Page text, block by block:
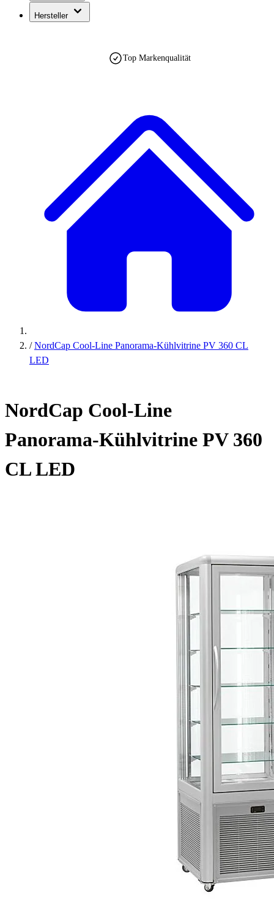
Hersteller
Top Markenqualität
/ NordCap Cool-Line Panorama-Kühlvitrine PV 360 CL
LED
NordCap Cool-Line
Panorama-Kühlvitrine PV 360
CL LED